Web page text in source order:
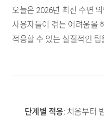
오늘은 2026년 최신 수면
사용자들이 겪는 어려움을
적응할 수 있는 실질적인
TL;DR (핵심 요약)
단계별 적응: 처음부터